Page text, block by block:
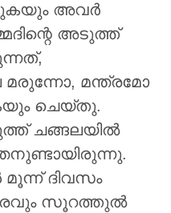
അവർ
അടുത്ത്
മന്ത്രമോ
ചെയ്തു.
ചങ്ങലയിൽ
ദിവസം
സൂറത്തുൽ